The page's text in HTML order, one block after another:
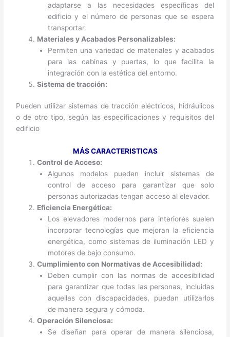
adaptarse a las necesidades específicas del
edificio y el número de personas que se espera
transportar.
Materiales y Acabados Personalizables:
Permiten una variedad de materiales y acabados
para las cabinas y puertas, lo que facilita la
integración con la estética del entorno.
Sistema de tracción:
Pueden utilizar sistemas de tracción eléctricos, hidráulicos
o de otro tipo, según las especificaciones y requisitos del
edificio
MÁS CARACTERISTICAS
Control de Acceso:
Algunos modelos pueden incluir sistemas de
control de acceso para garantizar que solo
personas autorizadas tengan acceso al elevador.
Eficiencia Energética:
Los elevadores modernos para interiores suelen
incorporar tecnologías que mejoran la eficiencia
energética, como sistemas de iluminación LED y
motores de bajo consumo.
Cumplimiento con Normativas de Accesibilidad:
Deben cumplir con las normas de accesibilidad
para garantizar que todas las personas, incluidas
aquellas con discapacidades, puedan utilizarlos
de manera segura y cómoda.
Operación Silenciosa:
Se diseñan para operar de manera silenciosa,